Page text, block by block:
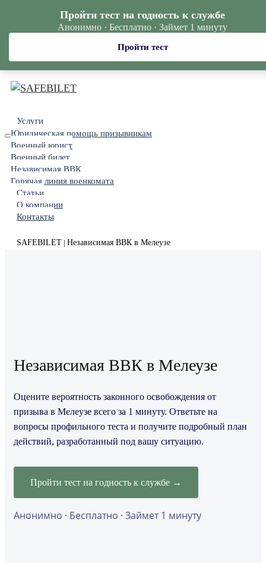
Услуги
Юридическая помощь призывникам
Военный юрист
Военный билет
Независимая ВВК
Горячая линия военкомата
Статьи
О компании
Контакты
SAFEBILET Независимая ВВК в Мелеузе
Независимая ВВК в Мелеузе
Оцените вероятность законного освобождения от
призыва в Мелеузе всего за 1 минуту. Ответьте на
вопросы профильного теста и получите подробный план
действий, разработанный под вашу ситуацию.
Пройти тест на годность к службе →
Анонимно · Бесплатно · Займет 1 минуту
Пройти тест на годность к службе
Анонимно · Бесплатно · Займет 1 минуту
Пройти тест